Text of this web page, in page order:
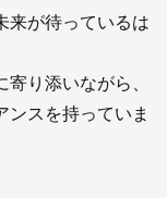
来が待っているは
り添いながら、
ンスを持っていま